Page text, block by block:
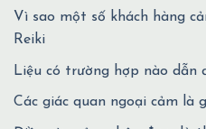
Vì sao một số khách hàng
Reiki
Liệu có trường hợp nào dẫn
Các giác quan ngoại cảm là